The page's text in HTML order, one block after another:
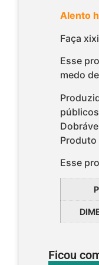
Alento
Faça
Esse
medo
Produto
Esse
Ficou